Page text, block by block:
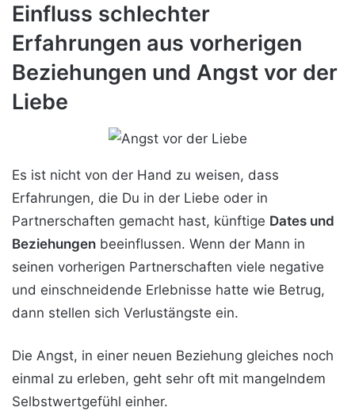
Einfluss schlechter
Erfahrungen aus vorherigen
Beziehungen und Angst vor der
Liebe
Es ist nicht von der Hand zu weisen, dass
Erfahrungen, die Du in der Liebe oder in
Partnerschaften gemacht hast, künftige Dates und
Beziehungen beeinflussen. Wenn der Mann in
seinen vorherigen Partnerschaften viele negative
und einschneidende Erlebnisse hatte wie Betrug,
dann stellen sich Verlustängste ein.
Die Angst, in einer neuen Beziehung gleiches noch
einmal zu erleben, geht sehr oft mit mangelndem
Selbstwertgefühl einher.